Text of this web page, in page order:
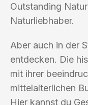
Outstanding
Naturliebhaber.
Aber auch in der
entdecken. Die
mit ihrer
mittelalterlichen
Hier kannst du